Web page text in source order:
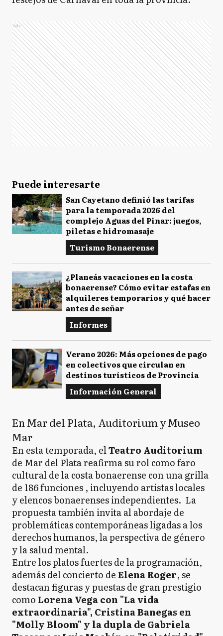
Ads
Puede interesarte
San Cayetano definió las tarifas
para la temporada 2026 del
complejo Aguas del Pinar: juegos,
piletas e hidromasaje
Turismo Bonaerense
¿Planeás vacaciones en la costa
bonaerense? Cómo evitar estafas en
alquileres temporarios y qué hacer
antes de señar
Informes
Verano 2026: Más opciones de pago
en colectivos que circulan en
destinos turísticos de Provincia
Información General
En Mar del Plata, Auditorium y Museo
Mar
En esta temporada, elTeatro Auditorium
de Mar del Plata reafirma su rol como faro
cultural de la costa bonaerense con una grilla
de 186 funciones , incluyendo artistas locales
y elencos bonaerenses independientes. La
propuesta también invita al abordaje de
problemáticas contemporáneas ligadas a los
derechos humanos, la perspectiva de género
y la salud mental.
Entre los platos fuertes de la programación,
además del concierto deElena Roger, se
destacan figuras y puestas de gran prestigio
como Lorena Vega con "La vida
extraordinaria", Cristina Banegas en
"Molly Bloom" y la dupla de Gabriela